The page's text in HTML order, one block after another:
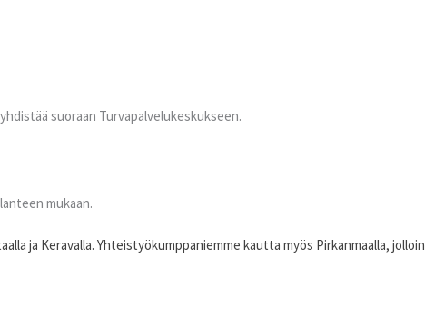
suoraan Turvapalvelukeskukseen.
mukaan.
ja Keravalla. Yhteistyökumppaniemme kautta myös Pirkanmaalla, jolloin